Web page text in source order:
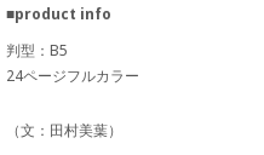
■product info
判型：B5
24ページフルカラー
（文：田村美葉）